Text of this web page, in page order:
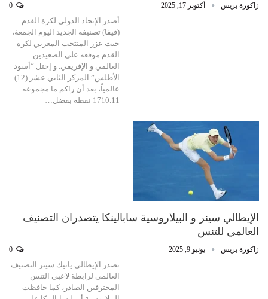
زاكورة بريس أكتوبر 17, 2025
أصدر الإتحاد الدولي لكرة القدم
(فيفا) تصنيفه الجديد اليوم الجمعة،
حيث عزز المنتخب المغربي لكرة
القدم موقعه على الصعيدين
العالمي و الإفريقي. و إحتل “أسود
الأطلس” المركز الثاني عشر (12)
عالمياً، بعد أن راكم ما مجموعه
1710.11 نقطة بفضل…
الإيطالي سينر و البيلاروسية سابالينكا يتصدران التصنيف
العالمي للتنس
زاكورة بريس يونيو 9, 2025
تصدر الإيطالي يانيك سينر التصنيف
العالمي لرابطة لاعبي التنس
المحترفين الصادر، كما حافظت